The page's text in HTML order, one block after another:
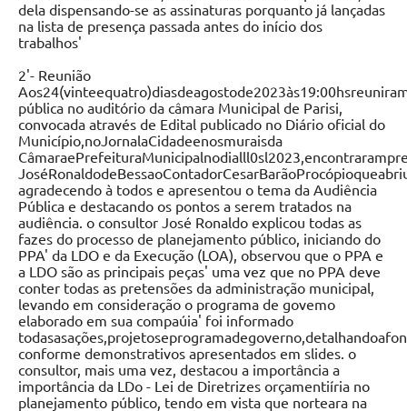
dela dispensando-se as assinaturas porquanto já lançadas
na lista de presença passada antes do início dos
trabalhos'
2'- Reunião
pública no auditório da câmara Municipal de Parisi,
convocada através de Edital publicado no Diário oficial do
Município,noJornalaCidadeenosmuraisda
agradecendo à todos e apresentou o tema da Audiência
Pública e destacando os pontos a serem tratados na
audiência. o consultor José Ronaldo explicou todas as
fazes do processo de planejamento público, iniciando do
PPA' da LDO e da Execução (LOA), observou que o PPA e
a LDO são as principais peças' uma vez que no PPA deve
conter todas as pretensões da administração municipal,
levando em consideração o programa de govemo
elaborado em sua compaúia' foi informado
conforme demonstrativos apresentados em slides. o
consultor, mais uma vez, destacou a importância a
importância da LDo - Lei de Diretrizes orçamentiíria no
planejamento público, tendo em vista que norteara na